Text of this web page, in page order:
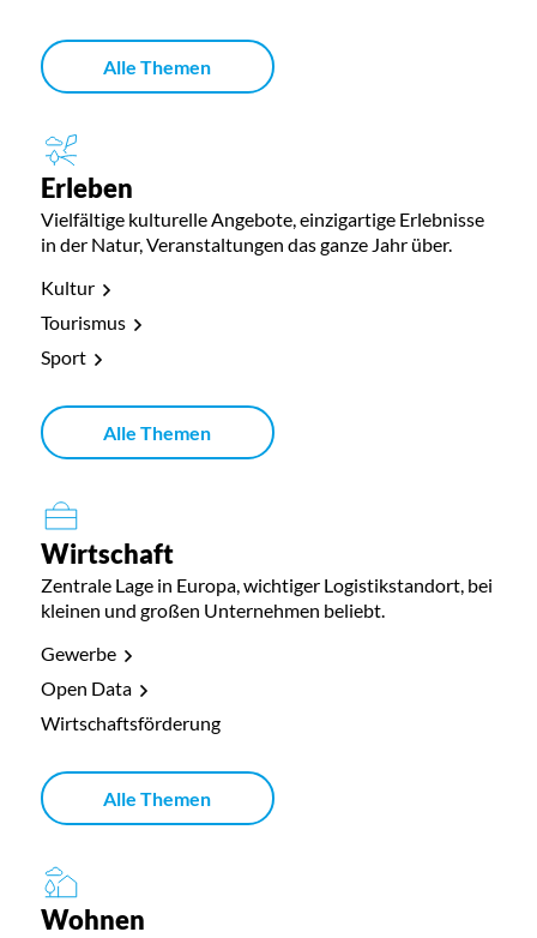
Alle Themen
Erleben
Vielfältige kulturelle Angebote, einzigartige Erlebnisse
in der Natur, Veranstaltungen das ganze Jahr über.
Kultur
Tourismus
Sport
Alle Themen
Wirtschaft
Zentrale Lage in Europa, wichtiger Logistikstandort, bei
kleinen und großen Unternehmen beliebt.
Gewerbe
Open Data
Wirtschaftsförderung
Alle Themen
Wohnen